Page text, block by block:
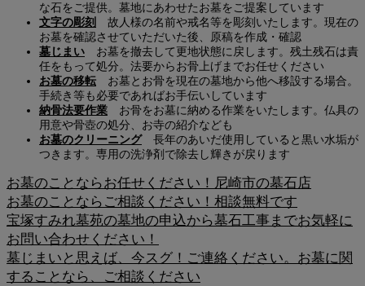
な石をご提供。墓地にあわせたお墓をご提案しています
文字の彫刻
故人様の名前や戒名等を彫刻いたします。現在の
お墓を確認させていただいた後、原稿を作成・確認
墓じまい お墓を撤去して更地状態に戻します。残土残石は責
任をもって処分。法要からお骨上げまでお任せください
お墓の移転 お墓とお骨を現在の墓地から他へ移設する場合。
手続き等も必要であればお手伝いしています
納骨法要作業 お骨をお墓に納める作業をいたします。仏具の
用意や骨壺の処分、お寺の紹介なども
お墓のクリーニング長年のあいだ使用していると黒い水垢が
つきます。専用の洗浄剤で除去し輝きが戻ります
お墓のことならお任せください！尼崎市の墓石店
お墓のことならご相談ください！相談無料です
宝塚すみれ墓苑の墓地の申込から墓石工事までお気軽に
お問い合わせください！
墓じまいと思えば、今スグ！ご連絡ください。お墓に関
することなら、ご相談ください